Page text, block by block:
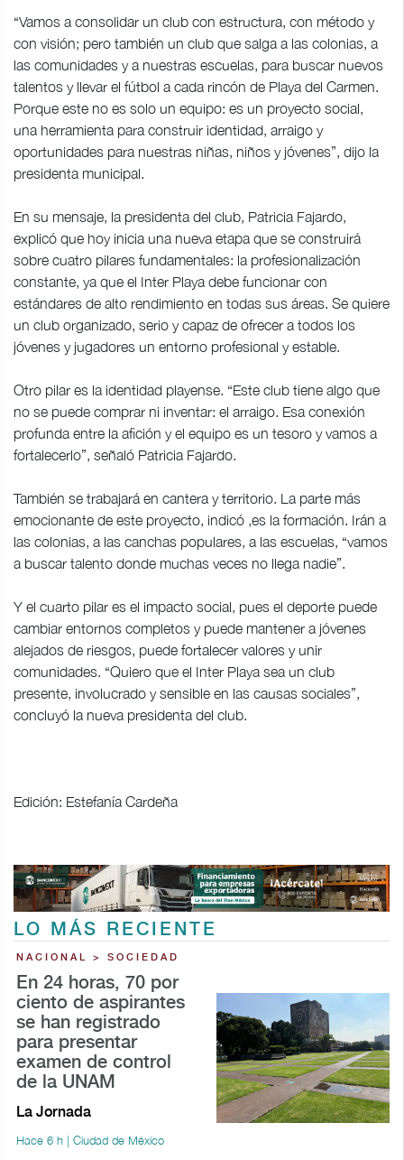
“Vamos a consolidar un club con estructura, con método y
con visión; pero también un club que salga a las colonias, a
las comunidades y a nuestras escuelas, para buscar nuevos
talentos y llevar el fútbol a cada rincón de Playa del Carmen.
Porque este no es solo un equipo: es un proyecto social,
una herramienta para construir identidad, arraigo y
oportunidades para nuestras niñas, niños y jóvenes”, dijo la
presidenta municipal.
En su mensaje, la presidenta del club, Patricia Fajardo,
explicó que hoy inicia una nueva etapa que se construirá
sobre cuatro pilares fundamentales: la profesionalización
constante, ya que el Inter Playa debe funcionar con
estándares de alto rendimiento en todas sus áreas. Se quiere
un club organizado, serio y capaz de ofrecer a todos los
jóvenes y jugadores un entorno profesional y estable.
Otro pilar es la identidad playense. “Este club tiene algo que
no se puede comprar ni inventar: el arraigo. Esa conexión
profunda entre la afición y el equipo es un tesoro y vamos a
fortalecerlo”, señaló Patricia Fajardo.
También se trabajará en cantera y territorio. La parte más
emocionante de este proyecto, indicó ,es la formación. Irán a
las colonias, a las canchas populares, a las escuelas, “vamos
a buscar talento donde muchas veces no llega nadie”.
Y el cuarto pilar es el impacto social, pues el deporte puede
cambiar entornos completos y puede mantener a jóvenes
alejados de riesgos, puede fortalecer valores y unir
comunidades. “Quiero que el Inter Playa sea un club
presente, involucrado y sensible en las causas sociales”,
concluyó la nueva presidenta del club.
Edición: Estefanía Cardeña
LO MÁS RECIENTE
NACIONAL > SOCIEDAD
En 24 horas, 70 por
ciento de aspirantes
se han registrado
para presentar
examen de control
de la UNAM
La Jornada
Hace 6 h | Ciudad de México